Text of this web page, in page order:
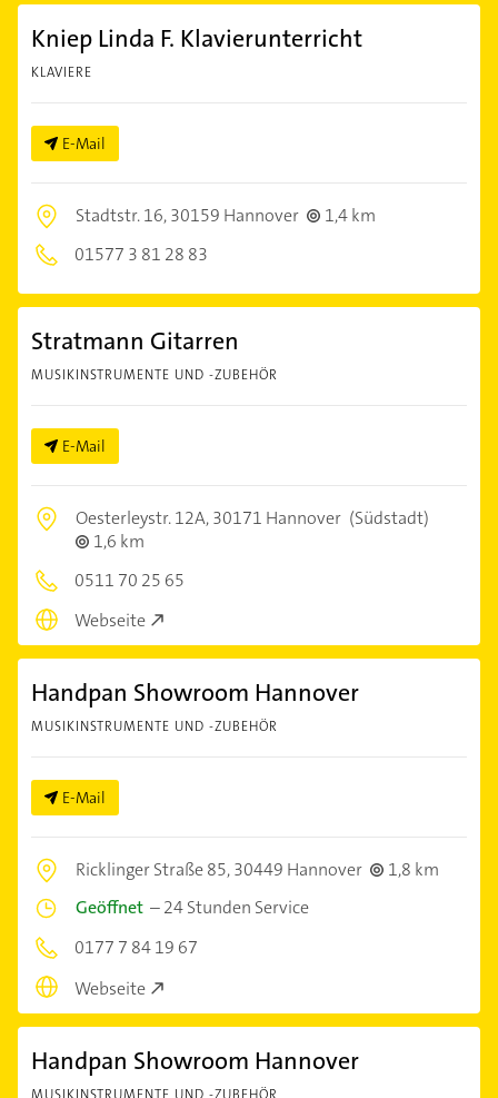
Kniep Linda F. Klavierunterricht
KLAVIERE
E-Mail
Stadtstr. 16,30159 Hannover
1,4 km
01577 3 81 28 83
Stratmann Gitarren
MUSIKINSTRUMENTE UND -ZUBEHÖR
E-Mail
Oesterleystr. 12A,30171 Hannover (Südstadt)
1,6 km
0511 70 25 65
Webseite
Handpan Showroom Hannover
MUSIKINSTRUMENTE UND -ZUBEHÖR
E-Mail
Ricklinger Straße 85,30449 Hannover
1,8 km
Geöffnet –24 Stunden Service
0177 7 84 19 67
Webseite
Handpan Showroom Hannover
MUSIKINSTRUMENTE UND -ZUBEHÖR